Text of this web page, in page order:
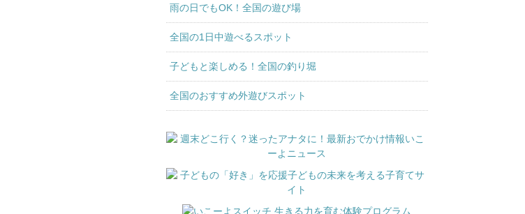
雨の日でもOK！全国の遊び場
全国の1日中遊べるスポット
子どもと楽しめる！全国の釣り堀
全国のおすすめ外遊びスポット